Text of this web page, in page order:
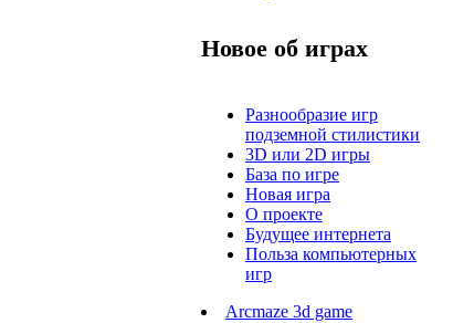
Новое об играх
Разнообразие игр
подземной стилистики
3D или 2D игры
База по игре
Новая игра
О проекте
Будущее интернета
Польза компьютерных
игр
Arcmaze 3d game